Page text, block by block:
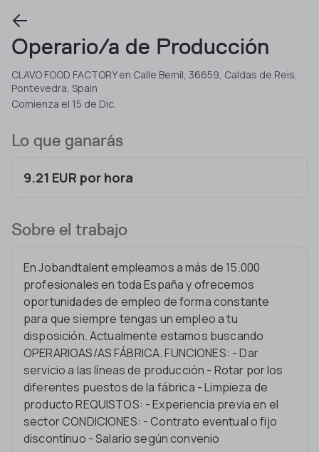
Operario/a de Producción
CLAVO FOOD FACTORY en Calle Bemil, 36659, Caldas de Reis,
Pontevedra, Spain
Comienza el 15 de Dic.
Lo que ganarás
9.21 EUR por hora
Sobre el trabajo
En Jobandtalent empleamos a más de 15.000
profesionales en toda España y ofrecemos
oportunidades de empleo de forma constante
para que siempre tengas un empleo a tu
disposición. Actualmente estamos buscando
OPERARIOAS/AS FÁBRICA. FUNCIONES: - Dar
servicio a las líneas de producción - Rotar por los
diferentes puestos de la fábrica - Limpieza de
producto REQUISTOS: - Experiencia previa en el
sector CONDICIONES: - Contrato eventual o fijo
discontinuo - Salario según convenio